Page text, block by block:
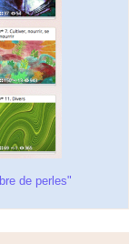
de perles"